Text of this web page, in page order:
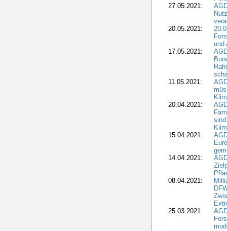
27.05.2021:
20.05.2021:
und
17.05.2021:
11.05.2021:
20.04.2021:
15.04.2021:
14.04.2021:
08.04.2021:
25.03.2021: